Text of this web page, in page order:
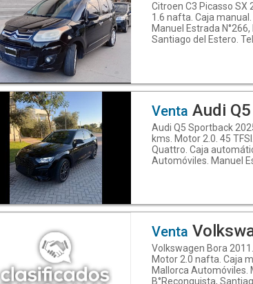
Citroen C3 Picasso
1.6 nafta. Caja
Manuel Estrada
Santiago del Estero.
Facebook: Mallorca
en
Venta Audi
Audi Q5 Sportback
kms. Motor 2.0. 45
Quattro. Caja
Automóviles. Manuel
https://
Teléfono: (0.3.8.5)
3.8.5.4.2.0 5.5.6.8
https://wa.me/
en
en Instagram.com/
Facebook: Mallorca
(https://
Venta
Volkswagen Bora
Motor 2.0 nafta. Caja
Mallorca Automóviles.
B°Reconquista,